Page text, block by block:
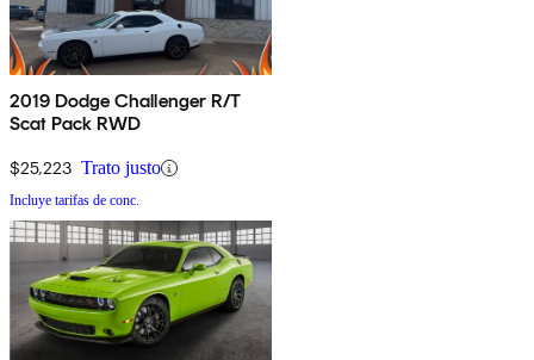
2019 Dodge Challenger R/T
Scat Pack RWD
$25,223 Trato justo
Incluye tarifas de conc.